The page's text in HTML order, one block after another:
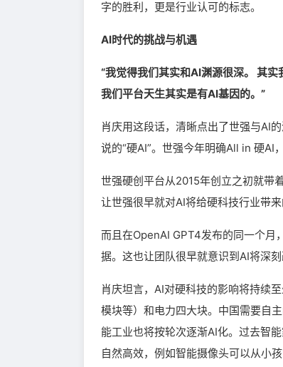
字的胜利，更是行业认可的标志。
AI时代的挑战与机遇
“我觉得我们其实和AI渊源很深。 其
我们平台天生其实是有AI基因的。”
肖庆用这段话，清晰点出了世强与AI
说的“硬AI”。世强今年明确All in 硬AI
世强硬创平台从2015年创立之初就带
让世强很早就对AI将给硬科技行业带
而且在OpenAI GPT4发布的同一个月
据。这也让团队很早就意识到AI将深刻
肖庆坦言，AI对硬科技的影响将持续
模块等）和电力四大块。中国需要自
能工业也将按轮次逐渐AI化。过去智
自然高效，例如智能摄像头可以从小